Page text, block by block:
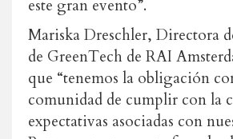
este gran evento”.
Mariska Dreschler, Directora
de GreenTech de RAI
que “tenemos la obligación
comunidad de cumplir con la
expectativas asociadas con